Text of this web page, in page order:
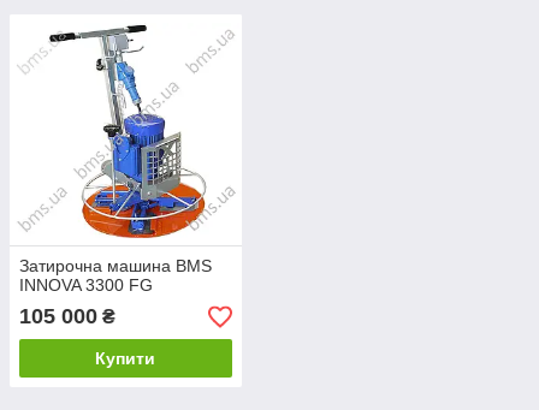
Затирочна машина BMS
INNOVA 3300 FG
105 000 ₴
Купити